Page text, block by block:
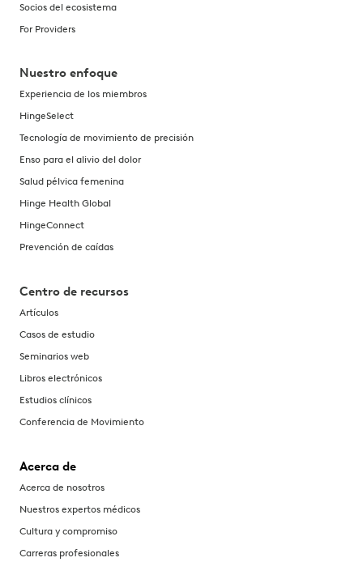
Socios del ecosistema
For Providers
Nuestro enfoque
Experiencia de los miembros
HingeSelect
Tecnología de movimiento de precisión
Enso para el alivio del dolor
Salud pélvica femenina
Hinge Health Global
HingeConnect
Prevención de caídas
Centro de recursos
Artículos
Casos de estudio
Seminarios web
Libros electrónicos
Estudios clínicos
Conferencia de Movimiento
Acerca de
Acerca de nosotros
Nuestros expertos médicos
Cultura y compromiso
Carreras profesionales